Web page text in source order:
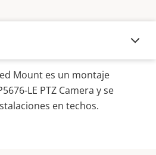
Mount es un montaje
LE PTZ Camera y se
en techos.